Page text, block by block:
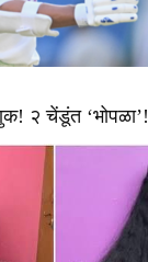
२ चेंडूंत ‘भोपळा’!